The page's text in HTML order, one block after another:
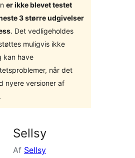
er ikke blevet testet
3 større udgivelser
. Det vedligeholdes
muligvis ikke
kan have
når det
nyere versioner af
Sellsy
Af Sellsy